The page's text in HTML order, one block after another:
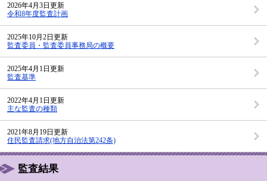
2026年4月3日更新
令和8年度監査計画
2025年10月2日更新
監査委員・監査委員事務局の概要
2025年4月1日更新
監査基準
2022年4月1日更新
主な監査の種類
2021年8月19日更新
住民監査請求(地方自治法第242条)
監査結果